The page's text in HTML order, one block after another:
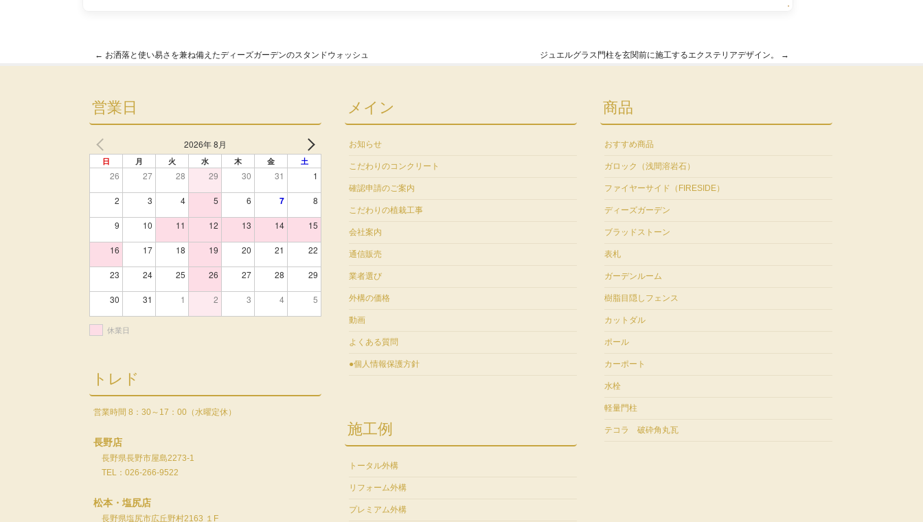
・
← お洒落と使い易さを兼ね備えたディーズガーデンのスタンドウォッシュ ジュエルグラス門柱を玄関前に施工するエクステリアデザイン。 →
営業日
2026年 8月
日 月 火 水 木 金 土
26 27 28 29 30 31 1
2 3 4 5 6 7 8
9 10 11 12 13 14 15
16 17 18 19 20 21 22
23 24 25 26 27 28 29
30 31 1 2 3 4 5
休業日
トレド
営業時間 8：30～17：00（水曜定休）
長野店
長野県長野市屋島2273-1
TEL：026-266-9522
松本・塩尻店
長野県塩尻市広丘野村2163 １F
メイン
お知らせ
こだわりのコンクリート
確認申請のご案内
こだわりの植栽工事
会社案内
通信販売
業者選び
外構の価格
動画
よくある質問
●個人情報保護方針
施工例
トータル外構
リフォーム外構
プレミアム外構
商品
おすすめ商品
ガロック（浅間溶岩石）
ファイヤーサイド（FIRESIDE）
ディーズガーデン
ブラッドストーン
表札
ガーデンルーム
樹脂目隠しフェンス
カットダル
ポール
カーポート
水栓
軽量門柱
テコラ 破砕角丸瓦